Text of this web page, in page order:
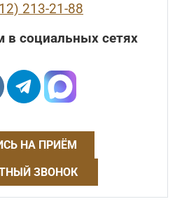
213-21-88
в социальных сетях
НА ПРИЁМ
ЗВОНОК